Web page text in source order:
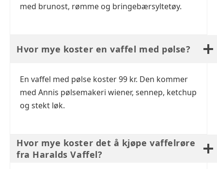
med brunost, rømme og bringebærsyltetøy.
Hvor mye koster en vaffel med pølse?
En vaffel med pølse koster 99 kr. Den kommer
med Annis pølsemakeri wiener, sennep, ketchup
og stekt løk.
Hvor mye koster det å kjøpe vaffelrøre
fra Haralds Vaffel?